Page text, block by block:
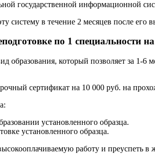
государственной информационной
систему в течение 2 месяцев после его
по 1 специальности
образования, который позволяет за
сертификат на 10 000 руб. на
установленного образца.
установленного образца.
работу и преуспеть в